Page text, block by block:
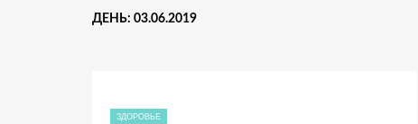
ДЕНЬ: 03.06.2019
ЗДОРОВЬЕ